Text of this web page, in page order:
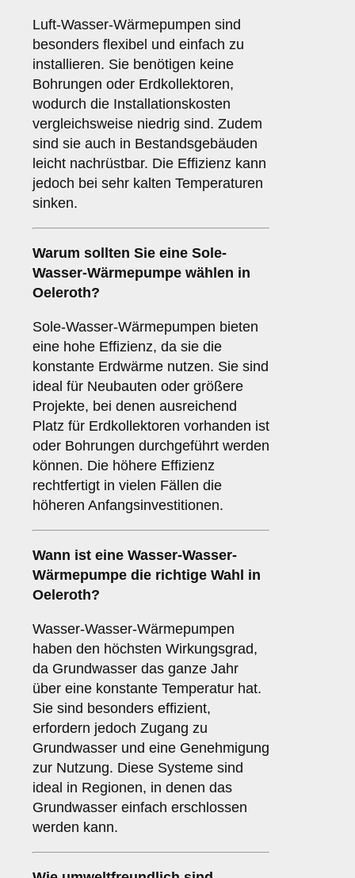
Luft-Wasser-Wärmepumpen sind
besonders flexibel und einfach zu
installieren. Sie benötigen keine
Bohrungen oder Erdkollektoren,
wodurch die Installationskosten
vergleichsweise niedrig sind. Zudem
sind sie auch in Bestandsgebäuden
leicht nachrüstbar. Die Effizienz kann
jedoch bei sehr kalten Temperaturen
sinken.
Warum sollten Sie eine Sole-
Wasser-Wärmepumpe wählen in
Oeleroth?
Sole-Wasser-Wärmepumpen bieten
eine hohe Effizienz, da sie die
konstante Erdwärme nutzen. Sie sind
ideal für Neubauten oder größere
Projekte, bei denen ausreichend
Platz für Erdkollektoren vorhanden ist
oder Bohrungen durchgeführt werden
können. Die höhere Effizienz
rechtfertigt in vielen Fällen die
höheren Anfangsinvestitionen.
Wann ist eine Wasser-Wasser-
Wärmepumpe die richtige Wahl in
Oeleroth?
Wasser-Wasser-Wärmepumpen
haben den höchsten Wirkungsgrad,
da Grundwasser das ganze Jahr
über eine konstante Temperatur hat.
Sie sind besonders effizient,
erfordern jedoch Zugang zu
Grundwasser und eine Genehmigung
zur Nutzung. Diese Systeme sind
ideal in Regionen, in denen das
Grundwasser einfach erschlossen
werden kann.